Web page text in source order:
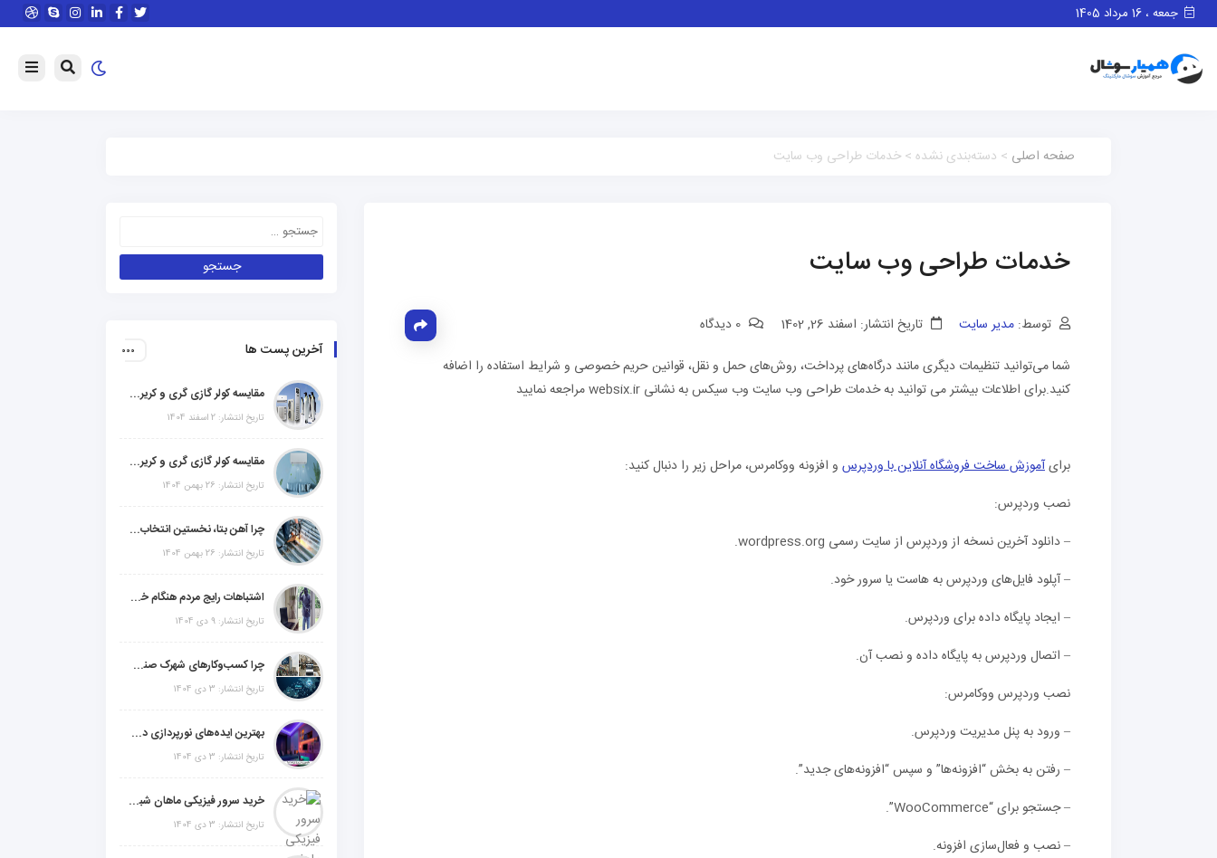
جمعه ، 16 مرداد 1405
صفحه اصلی > دسته‌بندی نشده > خدمات طراحی وب سایت
خدمات طراحی وب سایت
توسط: مدیر سایت تاریخ انتشار: اسفند 26, 1402
شما می‌توانید تنظیمات دیگری مانند درگاه‌های پرداخت، روش‌های حمل و نقل، قوانین حریم خصوصی و شرایط استفاده را اضافه
کنید.برای اطلاعات بیشتر می توانید به خدمات طراحی وب سایت وب سیکس به نشانی websix.ir مراجعه نمایید
برایآموزش ساخت فروشگاه آنلاین با وردپرس و افزونه ووکامرس، مراحل زیر را دنبال کنید:
نصب وردپرس:
– دانلود آخرین نسخه از وردپرس از سایت رسمی wordpress.org.
– آپلود فایل‌های وردپرس به هاست یا سرور خود.
– ایجاد پایگاه داده برای وردپرس.
– اتصال وردپرس به پایگاه داده و نصب آن.
نصب وردپرس ووکامرس:
– ورود به پنل مدیریت وردپرس.
– رفتن به بخش “افزونه‌ها” و سپس “افزونه‌های جدید”.
– جستجو برای “WooCommerce”.
– نصب و فعال‌سازی افزونه.
آخرین پست ها
مقایسه کولر گازی گری و کریر و ال جی و جنرال گلد و هایسنس و مدیا و اجنرال
تاریخ انتشار: 2 اسفند 1404
مقایسه کولر گازی گری و کریر و ال جی و جنرال گلد و جنرال شکار و سامسونگ و یونیوا
تاریخ انتشار: 26 بهمن 1404
چرا آهن بتا، نخستین انتخاب برای گل میخ عرشه فولادی در ایران است؟
تاریخ انتشار: 26 بهمن 1404
اشتباهات رایج مردم هنگام خرید دزدگیر منزل
تاریخ انتشار: 9 دی 1404
چرا کسب‌وکارهای شهرک صنعتی چهاردانگه فوراً به طراحی سایت نیاز دارند؟
تاریخ انتشار: 3 دی 1404
بهترین ایده‌های نورپردازی دکوراتیو با ال ای دی برای منزل، فروشگاه و دفتر کار
تاریخ انتشار: 3 دی 1404
خرید سرور فیزیکی ماهان شبکه ایرانیان
تاریخ انتشار: 3 دی 1404